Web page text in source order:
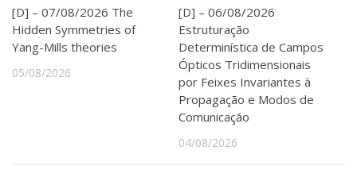
[D] – 07/08/2026 The
Hidden Symmetries of
Yang-Mills theories
05/08/2026
[D] – 06/08/2026
Estruturação
Determinística de Campos
Ópticos Tridimensionais
por Feixes Invariantes à
Propagação e Modos de
Comunicação
04/08/2026